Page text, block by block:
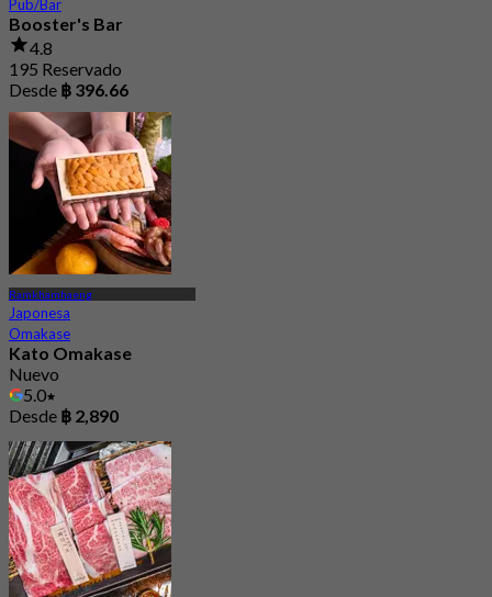
Pub/Bar
Booster's Bar
4.8
195 Reservado
Desde ฿ 396.66
Ramkhamhaeng
Japonesa
Omakase
Kato Omakase
Nuevo
5.0
Desde ฿ 2,890